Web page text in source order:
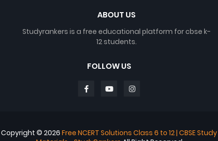
ABOUT US
Studyrankers is a free educational platform for cbse k-
12 students.
FOLLOW US
Copyright © 2026 Free NCERT Solutions Class 6 to 12 | CBSE Study